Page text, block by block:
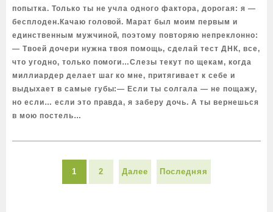
попытка. Только ты не учла одного фактора, дорогая: я —
бесплоден.Качаю головой. Марат был моим первым и
единственным мужчиной, поэтому повторяю непреклонно:
— Твоей дочери нужна твоя помощь, сделай тест ДНК, все,
что угодно, только помоги…Слезы текут по щекам, когда
миллиардер делает шаг ко мне, притягивает к себе и
выдыхает в самые губы:— Если ты солгала — не пощажу,
но если… если это правда, я заберу дочь. А ты вернешься
в мою постель…
1 2 Далее Последняя